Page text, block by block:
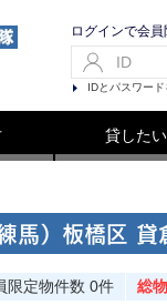
ログインで会
IDとパスワー
貸した
馬）板橋区
限定物件数 0件
総